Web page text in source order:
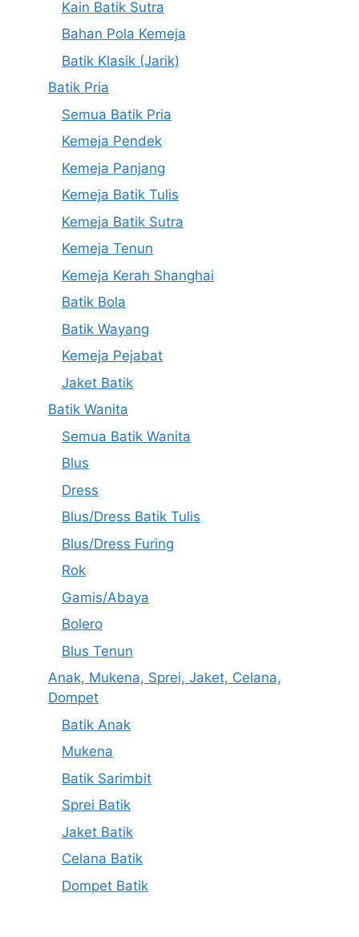
Kain Batik Sutra
Bahan Pola Kemeja
Batik Klasik (Jarik)
Batik Pria
Semua Batik Pria
Kemeja Pendek
Kemeja Panjang
Kemeja Batik Tulis
Kemeja Batik Sutra
Kemeja Tenun
Kemeja Kerah Shanghai
Batik Bola
Batik Wayang
Kemeja Pejabat
Jaket Batik
Batik Wanita
Semua Batik Wanita
Blus
Dress
Blus/Dress Batik Tulis
Blus/Dress Furing
Rok
Gamis/Abaya
Bolero
Blus Tenun
Anak, Mukena, Sprei, Jaket, Celana,
Dompet
Batik Anak
Mukena
Batik Sarimbit
Sprei Batik
Jaket Batik
Celana Batik
Dompet Batik